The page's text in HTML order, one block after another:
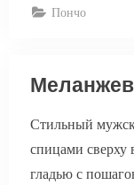
Пончо
Стильный
спицами сверху
гладью с